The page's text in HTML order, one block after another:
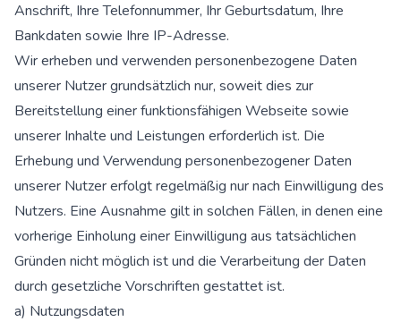
Anschrift, Ihre Telefonnummer, Ihr Geburtsdatum, Ihre
Bankdaten sowie Ihre IP-Adresse.
Wir erheben und verwenden personenbezogene Daten
unserer Nutzer grundsätzlich nur, soweit dies zur
Bereitstellung einer funktionsfähigen Webseite sowie
unserer Inhalte und Leistungen erforderlich ist. Die
Erhebung und Verwendung personenbezogener Daten
unserer Nutzer erfolgt regelmäßig nur nach Einwilligung des
Nutzers. Eine Ausnahme gilt in solchen Fällen, in denen eine
vorherige Einholung einer Einwilligung aus tatsächlichen
Gründen nicht möglich ist und die Verarbeitung der Daten
durch gesetzliche Vorschriften gestattet ist.
a) Nutzungsdaten